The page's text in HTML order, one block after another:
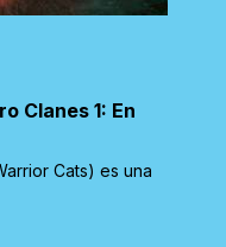
Clanes 1: En
Cats) es una